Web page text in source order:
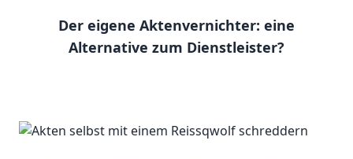
Der eigene Aktenvernichter: eine
Alternative zum Dienstleister?